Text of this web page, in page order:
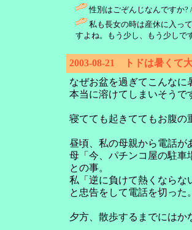
性別はごぞんじなんですか? /
私も長女の時は産休に入っ
すよね。もう少し、もう少しで
2003-08-21 トドは暑くて
なぜお盆を過ぎてこんなに
本当に溶けてしまいそうで
寝てても起きててもお腹の
昼頃、私の母親から電話が
母「今、パチンコ屋の駐車
との事。
私「逆に負けて熱くならな
と忠告をして電話を切った。
夕方、散歩するまでにはか